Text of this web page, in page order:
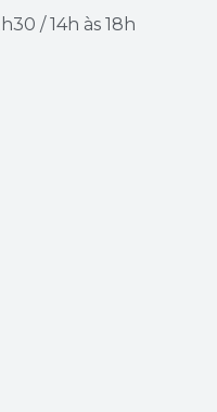
/ 14h às 18h